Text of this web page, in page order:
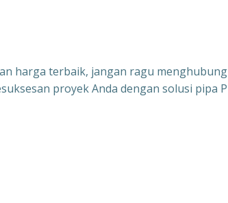
harga terbaik, jangan ragu
proyek Anda dengan solusi pipa